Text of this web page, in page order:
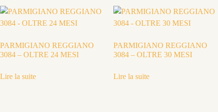
PARMIGIANO REGGIANO
3084 – OLTRE 24 MESI
Lire la suite
PARMIGIANO REGGIANO
3084 – OLTRE 30 MESI
Lire la suite